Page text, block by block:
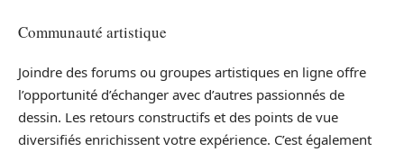
Communauté artistique
Joindre des forums ou groupes artistiques en ligne offre
l’opportunité d’échanger avec d’autres passionnés de
dessin. Les retours constructifs et des points de vue
diversifiés enrichissent votre expérience. C’est également